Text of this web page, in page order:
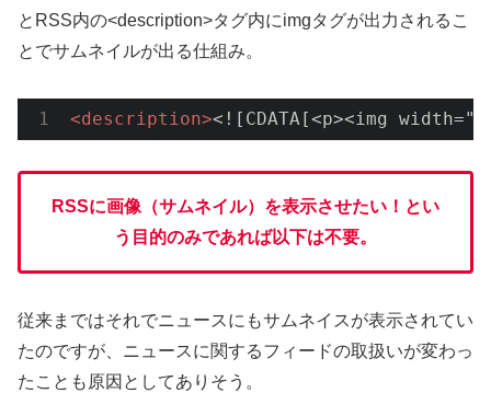
とRSS内の<description>タグ内にimgタグが出力されるこ
とでサムネイルが出る仕組み。
<description><![CDATA[<p><img
RSSに画像（サムネイル）を表示させたい！とい
う目的のみであれば以下は不要。
従来まではそれでニュースにもサムネイスが表示されてい
たのですが、ニュースに関するフィードの取扱いが変わっ
たことも原因としてありそう。